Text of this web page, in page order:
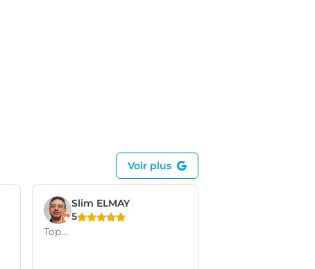
Voir plus
Slim ELMAY
5
Top...